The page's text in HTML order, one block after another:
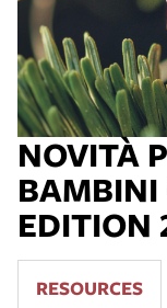
NOVITÀ
BAMBINI
EDITION
RESOURCES